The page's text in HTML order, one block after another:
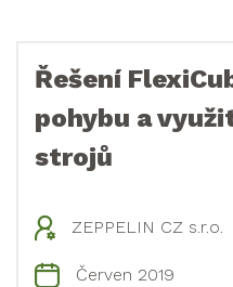
Řešení
pohybu a
strojů
ZEPPELIN CZ s.r.o.
Červen 2019